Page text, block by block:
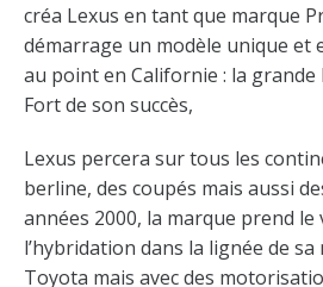
créa Lexus en tant que marque
démarrage un modèle unique et
au point en Californie : la grande
Fort de son succès,
Lexus percera sur tous les
berline, des coupés mais aussi
années 2000, la marque prend le
l’hybridation dans la lignée de
Toyota mais avec des